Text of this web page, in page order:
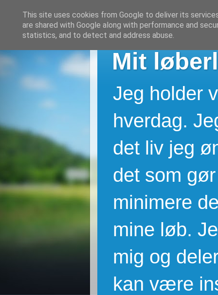
Mit
Jeg holder
hverdag.
det liv jeg
det som
minimere
mine løb.
mig og
kan være
This site uses cookies from Google to deliver its
are shared with Google along with performance and
statistics, and to detect and address abuse.